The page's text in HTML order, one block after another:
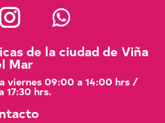
de la ciudad de Viña
Mar
viernes 09:00 a 14:00 hrs /
17:30 hrs.